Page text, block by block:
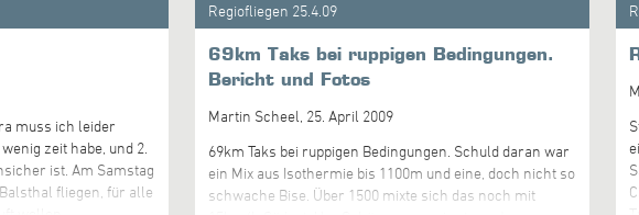
der Homepag vom
muss ich leider
zeit habe, und 2.
ist. Am Samstag
fliegen, für alle
Regiofliegen 25.4.09
69km Taks bei ruppigen Bedingungen.
Bericht und Fotos
Martin Scheel, 25. April 2009
69km Taks bei ruppigen Bedingungen. Schuld daran war
ein Mix aus Isothermie bis 1100m und eine, doch nicht so
schwache Bise. Über 1500 mixte sich das noch mit